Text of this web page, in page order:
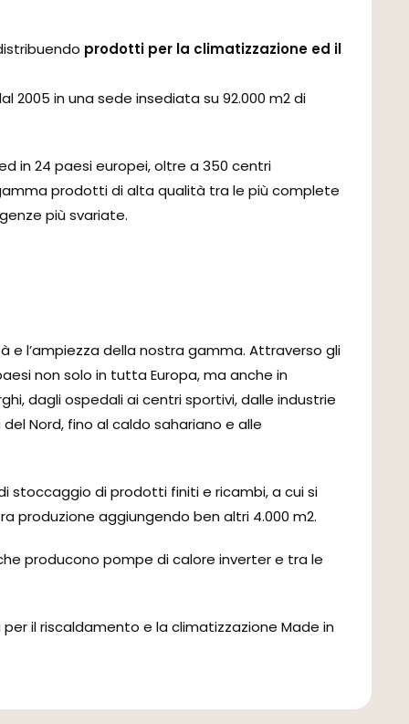
prodotti per la climatizzazione ed il
2005 in una sede insediata su 92.000 m2 di
in 24 paesi europei, oltre a 350 centri
prodotti di alta qualità tra le più complete
più svariate.
l’ampiezza della nostra gamma. Attraverso gli
non solo in tutta Europa, ma anche in
dagli ospedali ai centri sportivi, dalle industrie
Nord, fino al caldo sahariano e alle
stoccaggio di prodotti finiti e ricambi, a cui si
produzione aggiungendo ben altri 4.000 m2.
producono pompe di calore inverter e tra le
il riscaldamento e la climatizzazione Made in